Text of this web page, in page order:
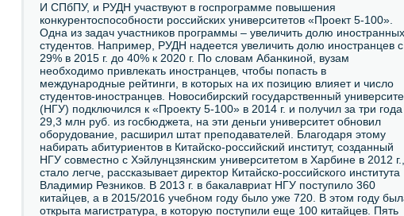
И СПбПУ, и РУДН участвуют в госпрограмме повышения
конкурентоспособности российских университетов «Проект 5-100».
Одна из задач участников программы – увеличить долю иностранных
студентов. Например, РУДН надеется увеличить долю иностранцев с
29% в 2015 г. до 40% к 2020 г. По словам Абанкиной, вузам
необходимо привлекать иностранцев, чтобы попасть в
международные рейтинги, в которых на их позицию влияет и число
студентов-иностранцев. Новосибирский государственный
(НГУ) подключился к «Проекту 5-100» в 2014 г. и получил за три года
29,3 млн руб. из госбюджета, на эти деньги университет обновил
оборудование, расширил штат преподавателей. Благодаря этому
набирать абитуриентов в Китайско-российский институт, созданный
НГУ совместно с Хэйлунцзянским университетом в Харбине в 2012 г.,
стало легче, рассказывает директор Китайско-российского института
Владимир Резников. В 2013 г. в бакалавриат НГУ поступило 360
китайцев, а в 2015/2016 учебном году было уже 720. В этом году
открыта магистратура, в которую поступили еще 100 китайцев. Пять